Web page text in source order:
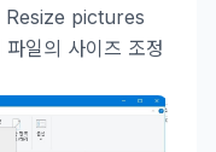
Resize pictures
일의 사이즈 조정